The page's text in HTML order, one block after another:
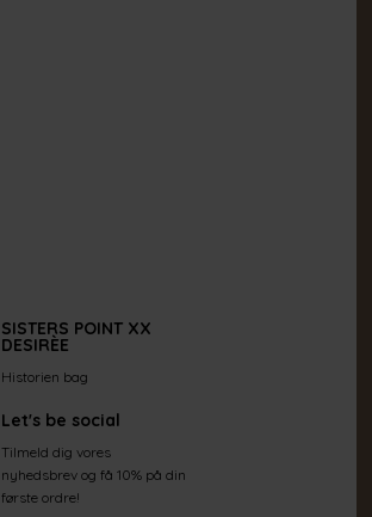
SISTERS POINT XX
DESIRÈE
Historien bag
Let's be social
Tilmeld dig vores
nyhedsbrev og få 10% på din
første ordre!